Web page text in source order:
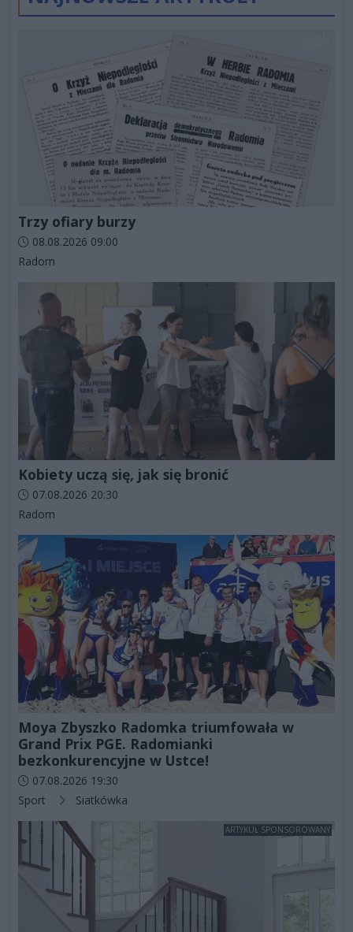
Trzy ofiary burzy
Data dodania artykułu:
08.08.2026 09:00
Kategorie artykułu:
Radom
Kobiety uczą się, jak się bronić
Data dodania artykułu:
07.08.2026 20:30
Kategorie artykułu:
Radom
Moya Zbyszko Radomka triumfowała w
Grand Prix PGE. Radomianki
bezkonkurencyjne w Ustce!
Data dodania artykułu:
07.08.2026 19:30
Kategorie artykułu:
Sport Siatkówka
ARTYKUŁ SPONSOROWANY